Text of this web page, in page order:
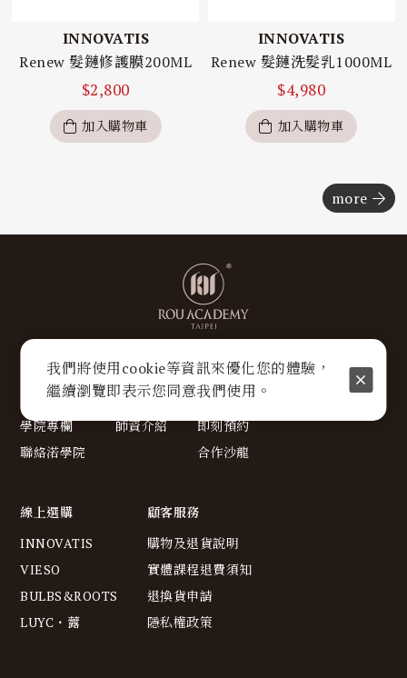
INNOVATIS
Renew 髮鏈修護膜200ML
$2,800
加入購物車
INNOVATIS
Renew 髮鏈洗髮乳1000ML
$4,980
加入購物車
more
關於我們
關於渃學院
學院專欄
聯絡渃學院
美學講座
最新活動
師資介紹
沙龍療程
療程服務
即刻預約
合作沙龍
線上選購
INNOVATIS
VIESO
BULBS&ROOTS
LUYC・虂
顧客服務
購物及退貨說明
實體課程退費須知
退換貨申請
隱私權政策
我們將使用cookie等資訊來優化您的體驗，
繼續瀏覽即表示您同意我們使用。